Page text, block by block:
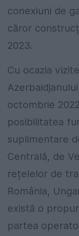
conexiuni de
căror
2023.
Cu ocazia
octombrie
posibilitatea
suplimentare
Centrală, de
rețelelor de
România,
există o
partea